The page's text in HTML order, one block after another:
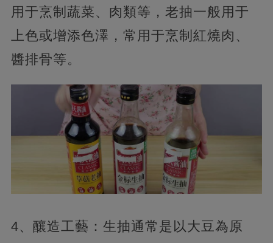
用于烹制蔬菜、肉類等，老抽一般用于
上色或增添色澤，常用于烹制紅燒肉、
醬排骨等。
4、釀造工藝：生抽通常是以大豆為原